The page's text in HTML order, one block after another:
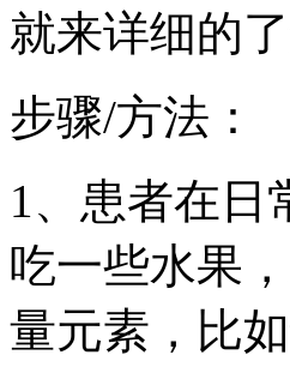
就来详细的了
步骤/方法：
1、患者在日
吃一些水果
量元素，比